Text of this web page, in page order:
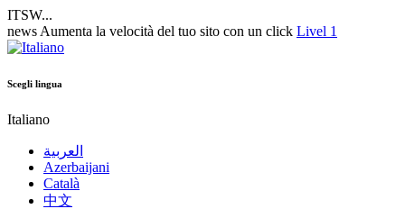
ITSW...
news Aumenta la velocità del tuo sito con un click Livel 1
Scegli lingua
Italiano
العربية
Azerbaijani
Català
中文